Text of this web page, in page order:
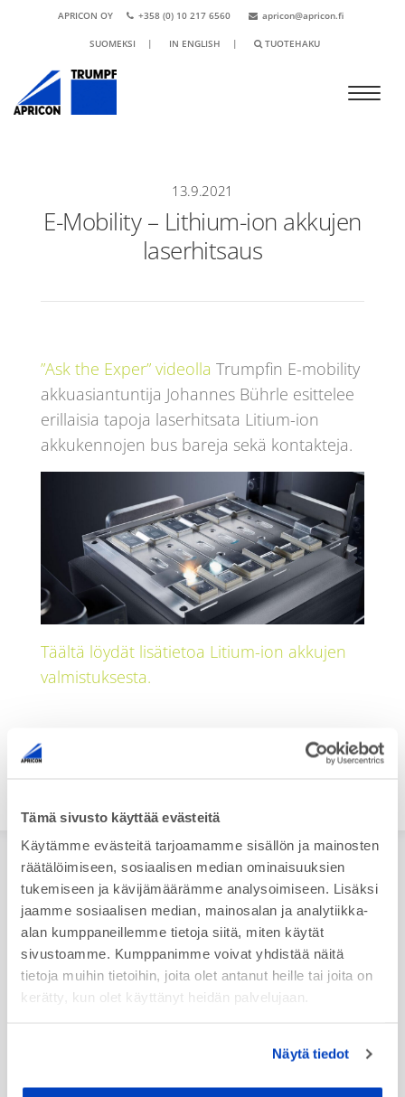
Tämä sivusto käyttää evästeitä
Käytämme evästeitä tarjoamamme sisällön ja mainosten
räätälöimiseen, sosiaalisen median ominaisuuksien
tukemiseen ja kävijämäärämme analysoimiseen. Lisäksi
jaamme sosiaalisen median, mainosalan ja analytiikka-
alan kumppaneillemme tietoja siitä, miten käytät
sivustoamme. Kumppanimme voivat yhdistää näitä
tietoja muihin tietoihin, joita olet antanut heille tai joita on
kerätty, kun olet käyttänyt heidän palvelujaan.
Näytä tiedot
APRICON OY +358 (0) 10 217 6560 apricon@apricon.fi
SUOMEKSI | IN ENGLISH | TUOTEHAKU
13.9.2021
E-Mobility – Lithium-ion akkujen
laserhitsaus
”Ask the Exper” videolla Trumpfin E-mobility
akkuasiantuntija Johannes Bührle esittelee
erillaisia tapoja laserhitsata Litium-ion
akkukennojen bus bareja sekä kontakteja.
Täältä löydät lisätietoa Litium-ion akkujen
valmistuksesta.
Uutiset
– Apricon Konepaja - Nordic Welding Expossa -
17.-19.3.2026
Tervetuloa osastollemme E620 Konepaja - Nordic Welding Expo -
3D Expo - messuilla! Osastolla sinulla on mahdollisuus keskustella
KATSO KAIKKI UUTISET